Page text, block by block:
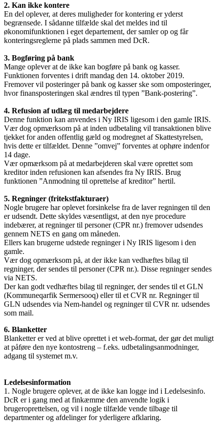
2. Kan ikke kontere
En del oplever, at deres muligheder for kontering er yderst
begrænsede. I sådanne tilfælde skal det meldes ind til
økonomifunktionen i eget departement, der samler op og får
konteringsreglerne på plads sammen med DcR.
3. Bogføring på bank
Mange oplever at de ikke kan bogføre på bank og kasser.
Funktionen forventes i drift mandag den 14. oktober 2019.
Fremover vil posteringer på bank og kasser ske som omposteringer,
hvor finansposteringen skal ændres til typen ”Bank-postering”.
4. Refusion af udlæg til medarbejdere
Denne funktion kan anvendes i Ny IRIS ligesom i den gamle IRIS.
Vær dog opmærksom på at inden udbetaling vil transaktionen blive
tjekket for anden offentlig gæld og modregnet af Skattestyrelsen,
hvis dette er tilfældet. Denne ”omvej” forventes at ophøre indenfor
14 dage.
Vær opmærksom på at medarbejderen skal være oprettet som
kreditor inden refusionen kan afsendes fra Ny IRIS. Brug
funktionen ”Anmodning til oprettelse af kreditor” hertil.
5. Regninger (fritekstfakturaer)
Nogle brugere har oplevet forsinkelse fra de laver regningen til den
er udsendt. Dette skyldes væsentligst, at den nye procedure
indebærer, at regninger til personer (CPR nr.) fremover udsendes
gennem NETS en gang om måneden.
Ellers kan brugerne udstede regninger i Ny IRIS ligesom i den
gamle.
Vær dog opmærksom på, at der ikke kan vedhæftes bilag til
regninger, der sendes til personer (CPR nr.). Disse regninger sendes
via NETS.
Der kan godt vedhæftes bilag til regninger, der sendes til et GLN
(Kommuneqarfik Sermersooq) eller til et CVR nr. Regninger til
GLN udsendes via Nem-handel og regninger til CVR nr. udsendes
som mail.
6. Blanketter
Blanketter er ved at blive oprettet i et web-format, der gør det muligt
at påføre den nye kontostreng – f.eks. udbetalingsanmodninger,
adgang til systemet m.v.
Ledelsesinformation
1. Nogle brugere oplever, at de ikke kan logge ind i Ledelsesinfo.
DcR er i gang med at finkæmme den anvendte logik i
brugeroprettelsen, og vil i nogle tilfælde vende tilbage til
departmenter og afdelinger for yderligere afklaring.